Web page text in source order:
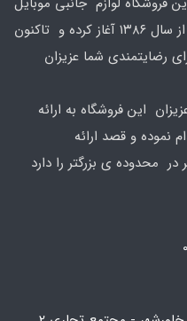
و کامپیوتر در محدوده که کار خود را از سال ۱۳۸۶ آغاز کرده و تاکنون
رضایتمندی شما عزیزان
این فروشگاه به ارائه
نموده و قصد ارائه
محدوده ی بزرگتر را دارد